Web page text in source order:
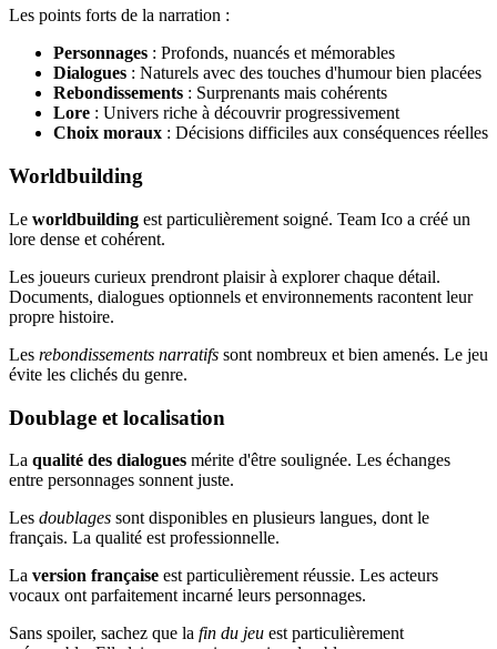
Les points forts de la narration :
Personnages : Profonds, nuancés et mémorables
Dialogues : Naturels avec des touches d'humour bien placées
Rebondissements : Surprenants mais cohérents
Lore : Univers riche à découvrir progressivement
Choix moraux : Décisions difficiles aux conséquences réelles
Worldbuilding
Le worldbuilding est particulièrement soigné. Team Ico a créé un
lore dense et cohérent.
Les joueurs curieux prendront plaisir à explorer chaque détail.
Documents, dialogues optionnels et environnements racontent leur
propre histoire.
Les rebondissements narratifs sont nombreux et bien amenés. Le jeu
évite les clichés du genre.
Doublage et localisation
La qualité des dialogues mérite d'être soulignée. Les échanges
entre personnages sonnent juste.
Les doublages sont disponibles en plusieurs langues, dont le
français. La qualité est professionnelle.
La version française est particulièrement réussie. Les acteurs
vocaux ont parfaitement incarné leurs personnages.
Sans spoiler, sachez que la fin du jeu est particulièrement